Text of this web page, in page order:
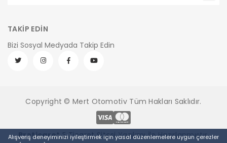
Alışveriş deneyiminizi iyileştirmek için yasal düzenlemelere uygun çerezler
TAKİP EDİN
Bizi Sosyal Medyada Takip Edin
Copyright © Mert Otomotiv Tüm Hakları Saklıdır.
Pro ticaret E Ticaret SitesiYazılımı İle Hazırlanmıştır.